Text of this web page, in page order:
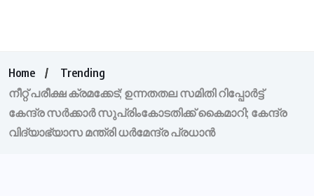
Home
Trending
നീറ്റ്‌ പരീക്ഷ ക്രമക്കേട്; ഉന്നതതല സമിതി റിപ്പോർട്ട്
കേന്ദ്ര സർക്കാർ സുപ്രിംകോടതിക്ക് കൈമാറി; കേന്ദ്ര
വിദ്യാഭ്യാസ മന്ത്രി ധർമേന്ദ്ര പ്രധാൻ